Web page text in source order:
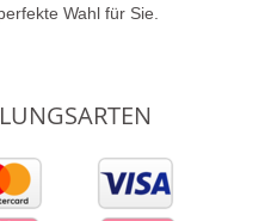
Wahl für Sie.